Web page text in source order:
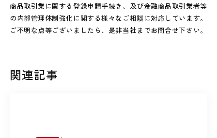
商品取引業に関する登録申請手続き、及び金融商品取引業者等
の内部管理体制強化に関する様々なご相談に対応しています。
ご不明な点等ございましたら、是非当社までお問合せ下さい。
関連記事